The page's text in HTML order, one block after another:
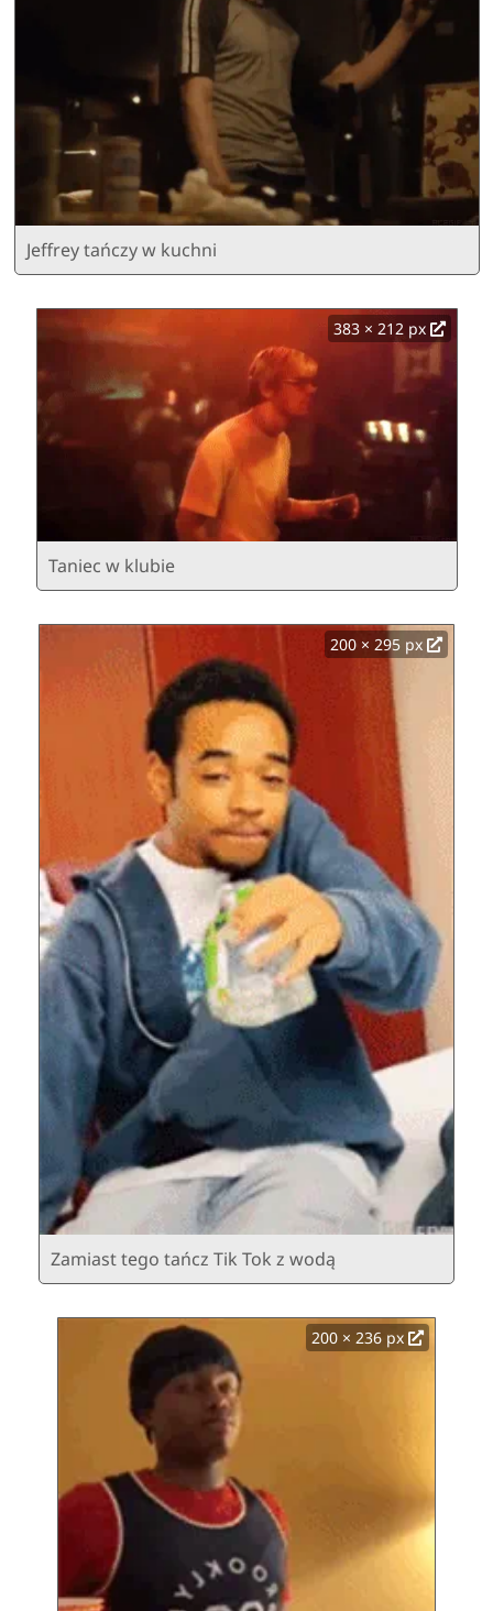
Jeffrey tańczy w kuchni
383 × 212 px
Taniec w klubie
200 × 295 px
Zamiast tego tańcz Tik Tok z wodą
200 × 236 px